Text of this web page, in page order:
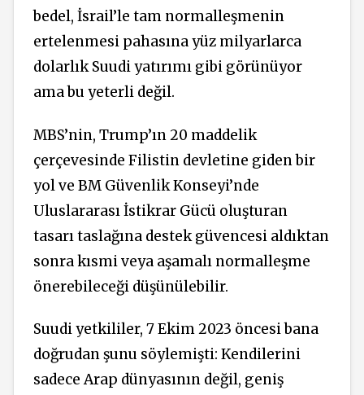
bedel, İsrail’le tam normalleşmenin
ertelenmesi pahasına yüz milyarlarca
dolarlık Suudi yatırımı gibi görünüyor
ama bu yeterli değil.
MBS’nin, Trump’ın 20 maddelik
çerçevesinde Filistin devletine giden bir
yol ve BM Güvenlik Konseyi’nde
Uluslararası İstikrar Gücü oluşturan
tasarı taslağına destek güvencesi aldıktan
sonra kısmi veya aşamalı normalleşme
önerebileceği düşünülebilir.
Suudi yetkililer, 7 Ekim 2023 öncesi bana
doğrudan şunu söylemişti: Kendilerini
sadece Arap dünyasının değil, geniş